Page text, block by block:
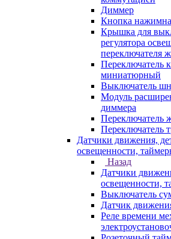
Диммер
Кнопка
Крышка для
регулятора
переключателя
Переключатель
миниатюрный
Выключатель
Модуль
диммера
Переключатель
Переключатель
Датчики движения,
освещенности,
Назад
Датчики
освещенности,
Выключатель
Датчик
Реле времени